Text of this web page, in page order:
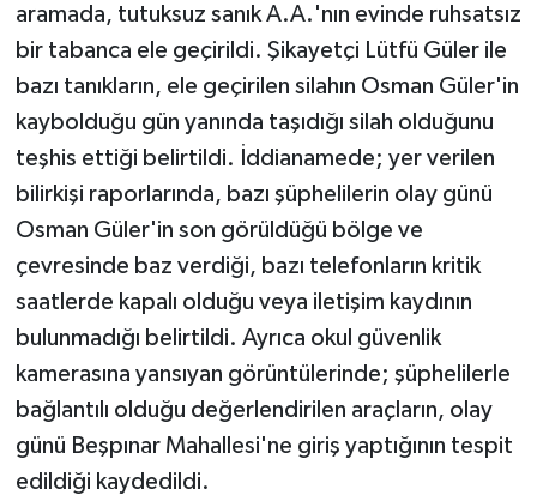
aramada, tutuksuz sanık A.A.'nın evinde ruhsatsız
bir tabanca ele geçirildi. Şikayetçi Lütfü Güler ile
bazı tanıkların, ele geçirilen silahın Osman Güler'in
kaybolduğu gün yanında taşıdığı silah olduğunu
teşhis ettiği belirtildi. İddianamede; yer verilen
bilirkişi raporlarında, bazı şüphelilerin olay günü
Osman Güler'in son görüldüğü bölge ve
çevresinde baz verdiği, bazı telefonların kritik
saatlerde kapalı olduğu veya iletişim kaydının
bulunmadığı belirtildi. Ayrıca okul güvenlik
kamerasına yansıyan görüntülerinde; şüphelilerle
bağlantılı olduğu değerlendirilen araçların, olay
günü Beşpınar Mahallesi'ne giriş yaptığının tespit
edildiği kaydedildi.